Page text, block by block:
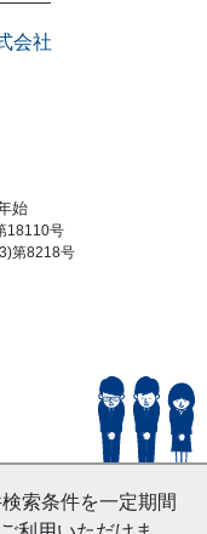
索条件を一定期間
会社
始
18110号
第8218号
Reserved.